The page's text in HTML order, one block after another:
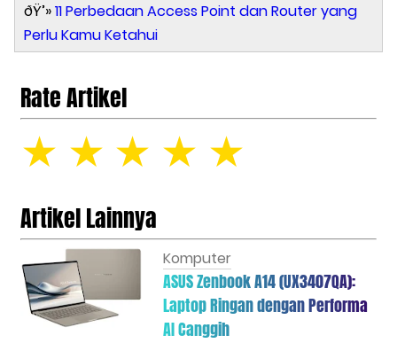
ðŸ’»11 Perbedaan Access Point dan Router yang
Perlu Kamu Ketahui
Rate Artikel
☆
☆
☆
☆
☆
Artikel Lainnya
Komputer
ASUS Zenbook A14 (UX3407QA):
Laptop Ringan dengan Performa
AI Canggih